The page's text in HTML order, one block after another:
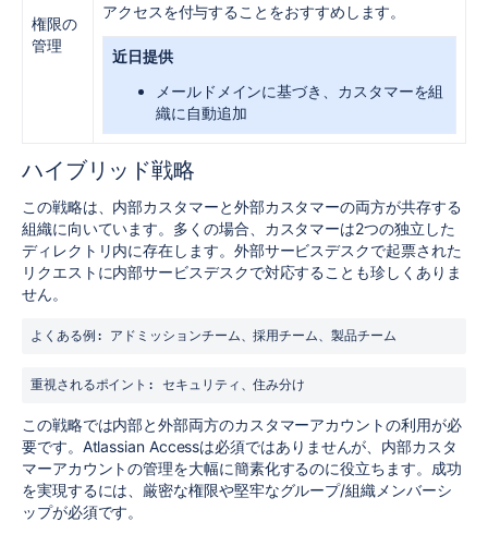
権限の
管理
アクセスを付与することをおすすめします。
近日提供
メールドメインに基づき、カスタマーを組
織に自動追加
ハイブリッド戦略
この戦略は、内部カスタマーと外部カスタマーの両方が共存する
組織に向いています。多くの場合、カスタマーは2つの独立した
ディレクトリ内に存在します。外部サービスデスクで起票された
リクエストに内部サービスデスクで対応することも珍しくありま
せん。
よくある例: アドミッションチーム、採用チーム、製品チーム
重視されるポイント: セキュリティ、住み分け
この戦略では内部と外部両方のカスタマーアカウントの利用が必
要です。Atlassian Accessは必須ではありませんが、内部カスタ
マーアカウントの管理を大幅に簡素化するのに役立ちます。成功
を実現するには、厳密な権限や堅牢なグループ/組織メンバーシ
ップが必須です。